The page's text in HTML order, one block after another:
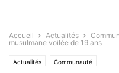
Accueil Actualités
musulmane voilée de 19 ans
Actualités Communauté